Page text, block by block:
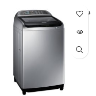
ناموجود